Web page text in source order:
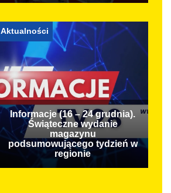
Aktualności
Informacje (16 – 24 grudnia).
Świąteczne wydanie
magazynu
podsumowującego tydzień w
regionie